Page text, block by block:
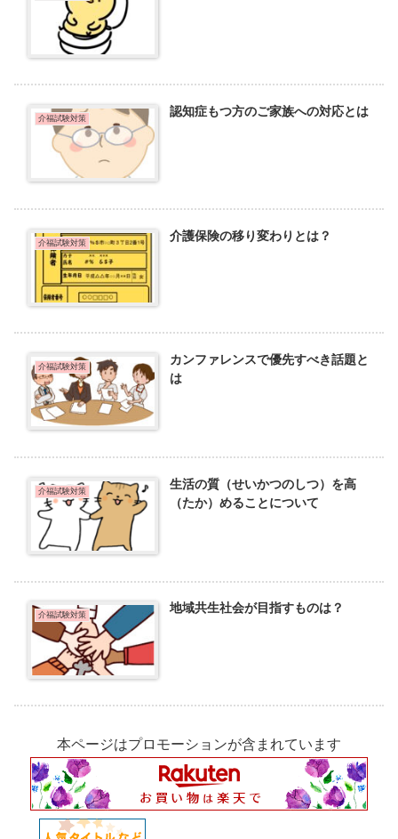
介福試験対策 認知症もつ方のご家族への対応とは
介福試験対策 介護保険の移り変わりとは？
介福試験対策
カンファレンスで優先すべき話題と
は
介福試験対策
生活の質（せいかつのしつ）を高
（たか）めることについて
介福試験対策 地域共生社会が目指すものは？
本ページはプロモーションが含まれています